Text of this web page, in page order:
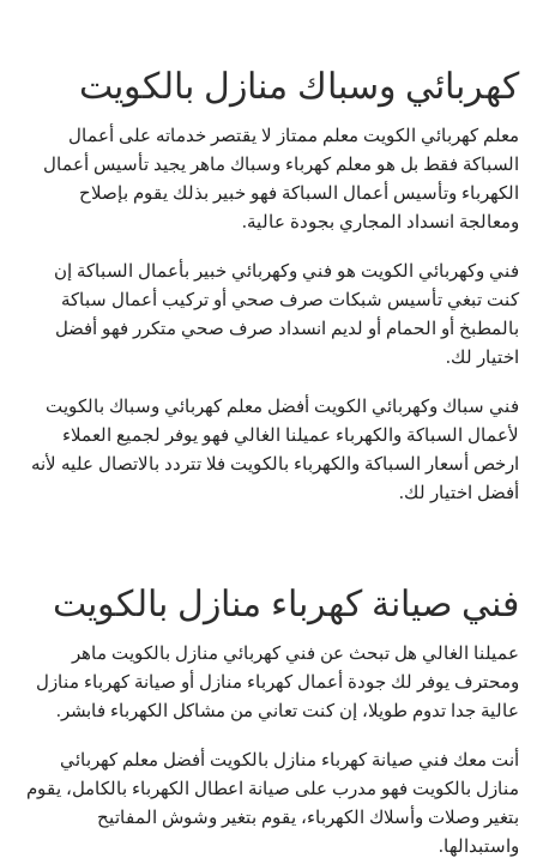
كهربائي وسباك منازل بالكويت
معلم كهربائي الكويت معلم ممتاز لا يقتصر خدماته على أعمال
السباكة فقط بل هو معلم كهرباء وسباك ماهر يجيد تأسيس أعمال
الكهرباء وتأسيس أعمال السباكة فهو خبير بذلك يقوم بإصلاح
ومعالجة انسداد المجاري بجودة عالية.
فني وكهربائي الكويت هو فني وكهربائي خبير بأعمال السباكة إن
كنت تبغي تأسيس شبكات صرف صحي أو تركيب أعمال سباكة
بالمطبخ أو الحمام أو لديم انسداد صرف صحي متكرر فهو أفضل
اختيار لك.
فني سباك وكهربائي الكويت أفضل معلم كهربائي وسباك بالكويت
لأعمال السباكة والكهرباء عميلنا الغالي فهو يوفر لجميع العملاء
ارخص أسعار السباكة والكهرباء بالكويت فلا تتردد بالاتصال عليه لأنه
أفضل اختيار لك.
فني صيانة كهرباء منازل بالكويت
عميلنا الغالي هل تبحث عن فني كهربائي منازل بالكويت ماهر
ومحترف يوفر لك جودة أعمال كهرباء منازل أو صيانة كهرباء منازل
عالية جدا تدوم طويلا، إن كنت تعاني من مشاكل الكهرباء فابشر.
أنت معك فني صيانة كهرباء منازل بالكويت أفضل معلم كهربائي
منازل بالكويت فهو مدرب على صيانة اعطال الكهرباء بالكامل، يقوم
بتغير وصلات وأسلاك الكهرباء، يقوم بتغير وشوش المفاتيح
واستبدالها.